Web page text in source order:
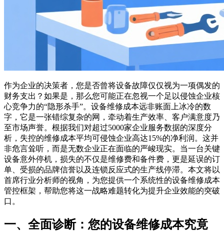
作为企业的决策者，您是否曾将设备故障仅仅视为一项偶发的
财务支出？如果是，那么您可能正在忽视一个足以侵蚀企业核
心竞争力的“隐形杀手”。设备维修成本远非账面上冰冷的数
字，它是一张错综复杂的网，牵动着生产效率、客户满意度乃
至市场声誉。根据我们对超过5000家企业服务数据的深度分
析，失控的维修成本平均可侵蚀企业高达15%的净利润。这并
非危言耸听，而是无数企业正在面临的严峻现实。当一台关键
设备意外停机，损失的不仅是维修费和备件费，更是延误的订
单、受损的品牌信誉以及连锁反应式的生产线停滞。本文将以
首席行业分析师的视角，为您提供一个系统性的设备维修成本
管控框架，帮助您将这一战略难题转化为提升企业效能的突破
口。
一、全面诊断：您的设备维修成本究竟